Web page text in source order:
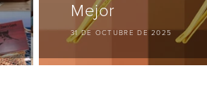
Mejor
31 DE OCTUBRE DE 2025